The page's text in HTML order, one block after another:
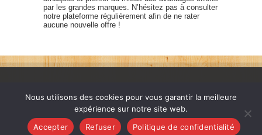
par les grandes marques. N’hésitez pas à consulter
notre plateforme régulièrement afin de ne rater
aucune nouvelle offre !
France échantillons gratuits © 2026. Tous les droits sont
Nous utilisons des cookies pour vous garantir la meilleure
expérience sur notre site web.
Accepter
Refuser Politique de confidentialité